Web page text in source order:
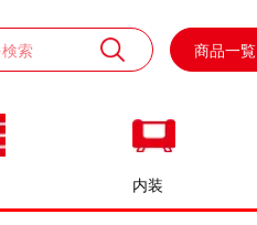
商品一覧
内装